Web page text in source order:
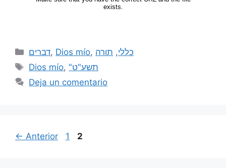
דברים, Dios mío, כללי, תורה
Dios mío,
"תשע"ט
Deja un comentario
← Anterior 1 2